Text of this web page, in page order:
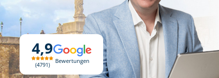
4,9
4791
Bewertungen